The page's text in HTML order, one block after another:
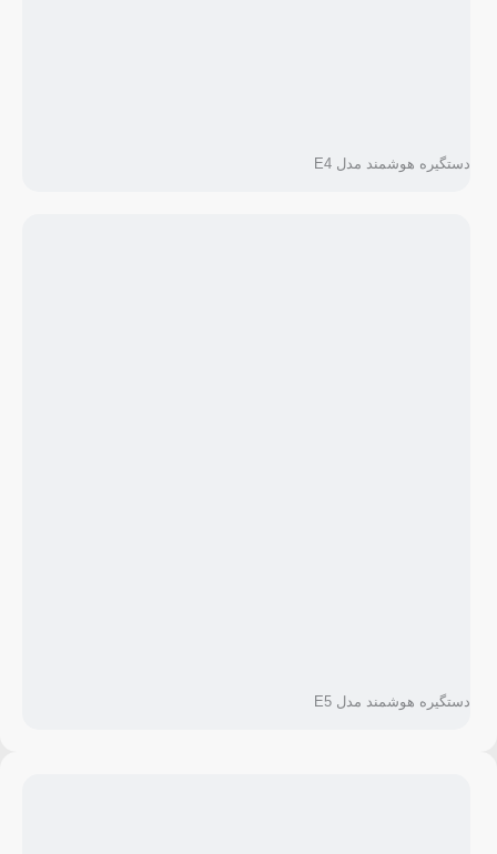
دستگیره هوشمند مدل E4
دستگیره هوشمند مدل E5